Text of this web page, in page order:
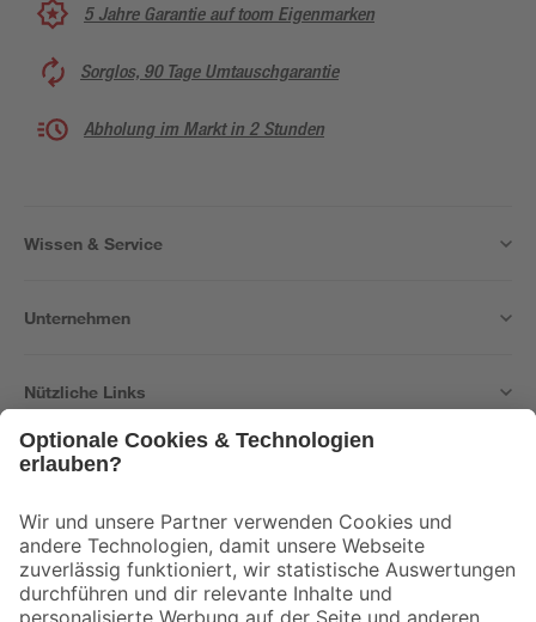
5 Jahre Garantie auf toom Eigenmarken
Sorglos, 90 Tage Umtauschgarantie
Abholung im Markt in 2 Stunden
Wissen & Service
Unternehmen
Nützliche Links
Der toom Newsletter: Keine Angebote und Aktionen mehr verpassen!
Zur Newsletter Anmeldung